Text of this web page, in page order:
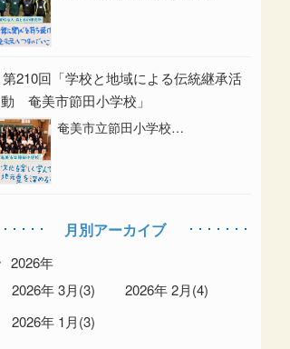
第210回「学校と地域による伝統継承活
動 奄美市節田小学校」
奄美市立節田小学校…
月別アーカイブ
2026年
2026年 3月(3)
2026年 2月(4)
2026年 1月(3)